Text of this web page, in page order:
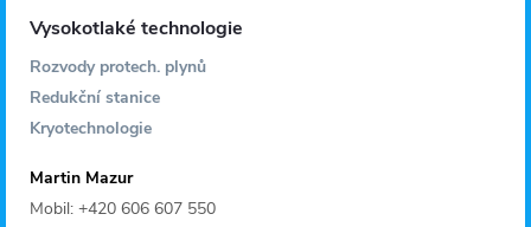
Vysokotlaké technologie
Rozvody protech. plynů
Redukční stanice
Kryotechnologie
Martin Mazur
Mobil: +420 606 607 550